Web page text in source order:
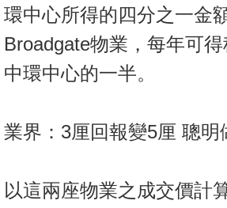
環中心所得的四分之一金
Broadgate物業，每年可
中環中心的一半。
業界：3厘回報變5厘 聰明
以這兩座物業之成交價計